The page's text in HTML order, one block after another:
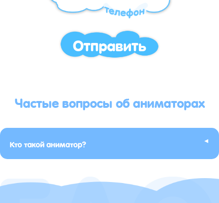
Отправить
Частые вопросы об аниматорах
Кто такой аниматор? ▸